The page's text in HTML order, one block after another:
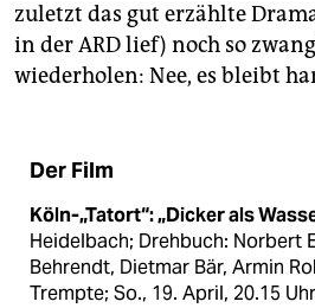
zuletzt das gut erzählte
in der ARD lief) noch so
wiederholen: Nee, es bleibt
Der Film
Köln-„Tatort“: „Dicker als
Heidelbach; Drehbuch: Norbert
Behrendt, Dietmar Bär, Armin
Trempte; So., 19. April, 20.15